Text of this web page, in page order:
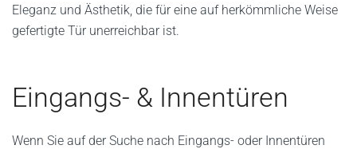
Eleganz und Ästhetik, die für eine auf herkömmliche Weise
gefertigte Tür unerreichbar ist.
Eingangs- & Innentüren
Wenn Sie auf der Suche nach Eingangs- oder Innentüren